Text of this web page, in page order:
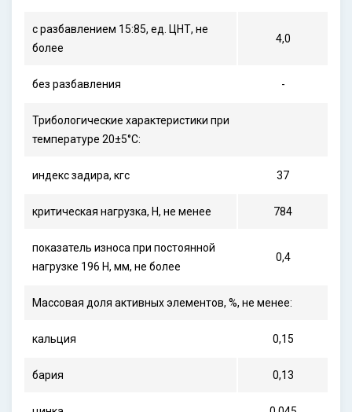
с разбавлением 15:85, ед. ЦНТ, не
более
4,0
без разбавления -
Трибологические характеристики при
температуре 20±5°С:
индекс задира, кгс 37
критическая нагрузка, Н, не менее 784
показатель износа при постоянной
нагрузке 196 Н, мм, не более
0,4
Массовая доля активных элементов, %, не менее:
кальция 0,15
бария 0,13